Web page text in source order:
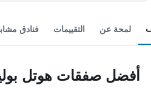
لمحة عن التقييمات فنادق
أفضل صفقات هوتل